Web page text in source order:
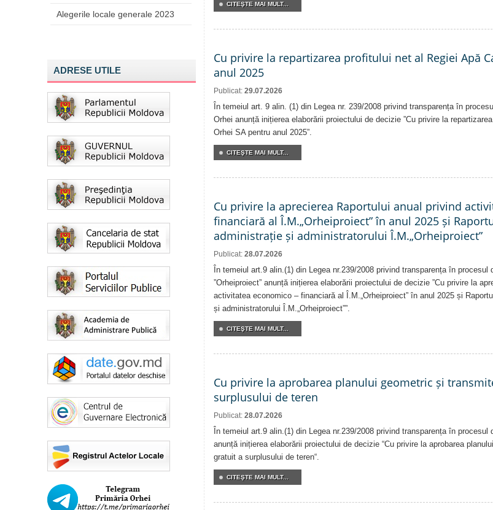
Alegerile locale generale 2023
ADRESE UTILE
CITEŞTE MAI MULT...
Cu privire la repartizarea profitului net al Regiei Apă
anul 2025
Publicat: 29.07.2026
În temeiul art. 9 alin. (1) din Legea nr. 239/2008 privind transparența în
Orhei anunță inițierea elaborării proiectului de decizie ”Cu privire la
Orhei SA pentru anul 2025”.
CITEŞTE MAI MULT...
Cu privire la aprecierea Raportului anual privind
financiară al Î.M.„Orheiproiect” în anul 2025 și
administrație și administratorului Î.M.„Orheiproiect”
Publicat: 28.07.2026
În temeiul art.9 alin.(1) din Legea nr.239/2008 privind transparența în
”Orheiproiect” anunță inițierea elaborării proiectului de decizie ”Cu privire la
activitatea economico – financiară al Î.M.„Orheiproiect” în anul 2025 și
și administratorului Î.M.„Orheiproiect””.
CITEŞTE MAI MULT...
Cu privire la aprobarea planului geometric și
surplusului de teren
Publicat: 28.07.2026
În temeiul art.9 alin.(1) din Legea nr.239/2008 privind transparența în
anunță inițierea elaborării proiectului de decizie “Cu privire la aprobarea
gratuit a surplusului de teren“.
CITEŞTE MAI MULT...